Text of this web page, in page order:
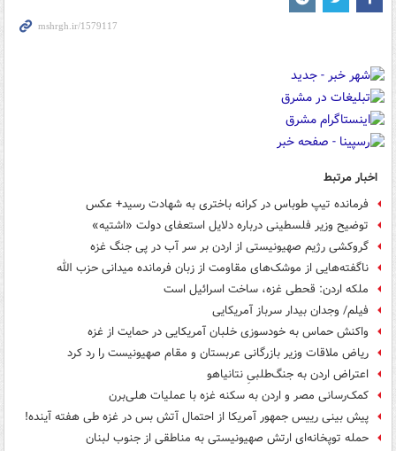
اخبار مرتبط
فرمانده تیپ طوباس در کرانه باختری به شهادت رسید+ عکس
توضیح وزیر فلسطینی درباره دلایل استعفای دولت «اشتیه»
گروکشی رژیم صهیونیستی از اردن بر سر آب در پی جنگ غزه
ناگفته‌هایی از موشک‌های مقاومت از زبان فرمانده میدانی حزب الله
ملکه اردن: قحطی غزه، ساخت اسرائیل است
فیلم/ وجدان بیدار سرباز آمریکایی
واکنش حماس به خودسوزی خلبان آمریکایی در حمایت از غزه
ریاض ملاقات وزیر بازرگانی عربستان و مقام صهیونیست را رد کرد
اعتراض اردن به جنگ‌طلبیِ نتانیاهو
کمک‌رسانی مصر و اردن به سکنه غزه با عملیات هلی‌برن
پیش بینی رییس جمهور آمریکا از احتمال آتش بس در غزه طی هفته آینده!
حمله توپخانه‌ای ارتش صهیونیستی به مناطقی از جنوب لبنان